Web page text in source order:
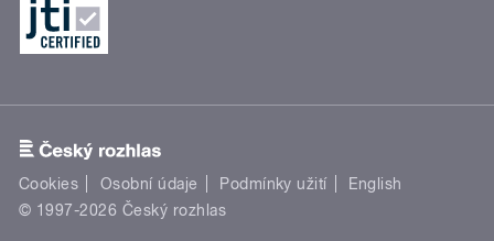
Cookies Osobní údaje Podmínky užití
English
© 1997-2026 Český rozhlas